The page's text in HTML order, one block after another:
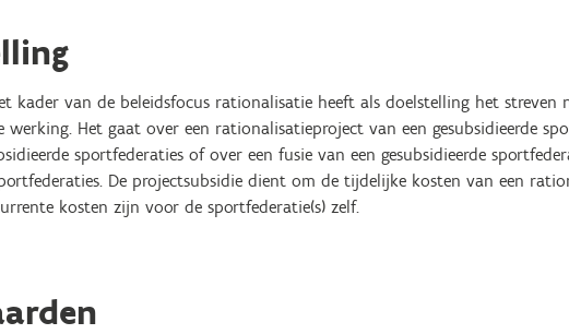
kader van de beleidsfocus rationalisatie heeft als doelstelling het
werking. Het gaat over een rationalisatieproject van een gesubsidieerde
sportfederaties of over een fusie van een gesubsidieerde
De projectsubsidie dient om de tijdelijke kosten van een
kosten zijn voor de sportfederatie(s) zelf.